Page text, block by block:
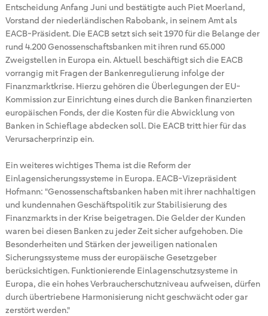
Entscheidung Anfang Juni und bestätigte auch Piet Moerland,
Vorstand der niederländischen Rabobank, in seinem Amt als
EACB-Präsident. Die EACB setzt sich seit 1970 für die Belange der
rund 4.200 Genossenschaftsbanken mit ihren rund 65.000
Zweigstellen in Europa ein. Aktuell beschäftigt sich die EACB
vorrangig mit Fragen der Bankenregulierung infolge der
Finanzmarktkrise. Hierzu gehören die Überlegungen der EU-
Kommission zur Einrichtung eines durch die Banken finanzierten
europäischen Fonds, der die Kosten für die Abwicklung von
Banken in Schieflage abdecken soll. Die EACB tritt hier für das
Verursacherprinzip ein.
Ein weiteres wichtiges Thema ist die Reform der
Einlagensicherungssysteme in Europa. EACB-Vizepräsident
Hofmann: "Genossenschaftsbanken haben mit ihrer nachhaltigen
und kundennahen Geschäftspolitik zur Stabilisierung des
Finanzmarkts in der Krise beigetragen. Die Gelder der Kunden
waren bei diesen Banken zu jeder Zeit sicher aufgehoben. Die
Besonderheiten und Stärken der jeweiligen nationalen
Sicherungssysteme muss der europäische Gesetzgeber
berücksichtigen. Funktionierende Einlagenschutzsysteme in
Europa, die ein hohes Verbraucherschutzniveau aufweisen, dürfen
durch übertriebene Harmonisierung nicht geschwächt oder gar
zerstört werden."